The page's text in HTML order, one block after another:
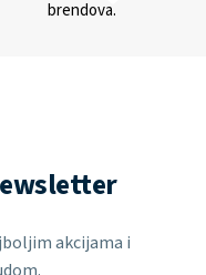
brendova.
akcijama i